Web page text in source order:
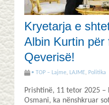
Kryetarja e
Albin Kurtin për
Qeverisë!
• TOP – Lajme, LAJME, Politika
Prishtinë, 11 tetor 2025 –
Osmani, ka nënshkruar